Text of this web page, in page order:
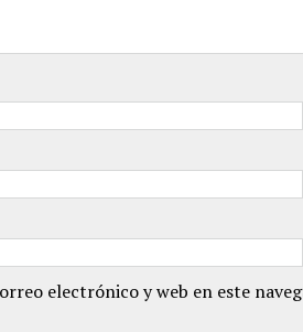
electrónico y web en este